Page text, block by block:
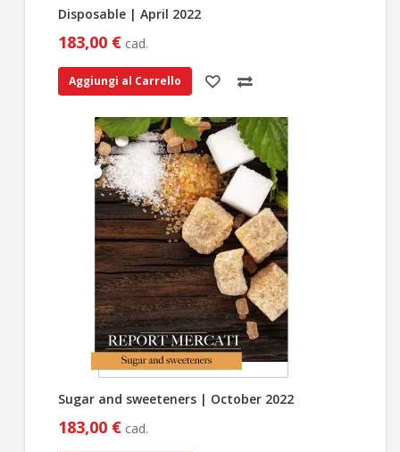
Disposable | April 2022
183,00 € cad.
Aggiungi al Carrello
Sugar and sweeteners | October 2022
183,00 € cad.